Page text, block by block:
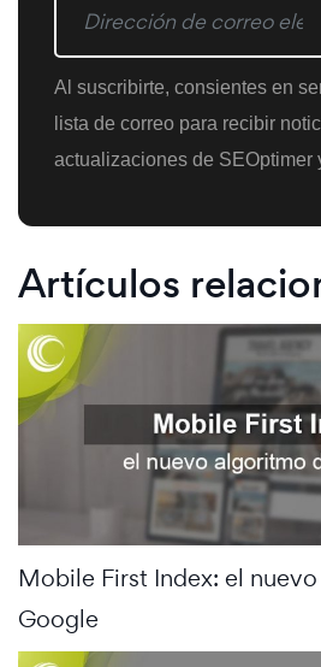
Al suscribirte, consientes en
lista de correo para recibir
actualizaciones de SEOptimer
Artículos
Mobile First Index: el
Google